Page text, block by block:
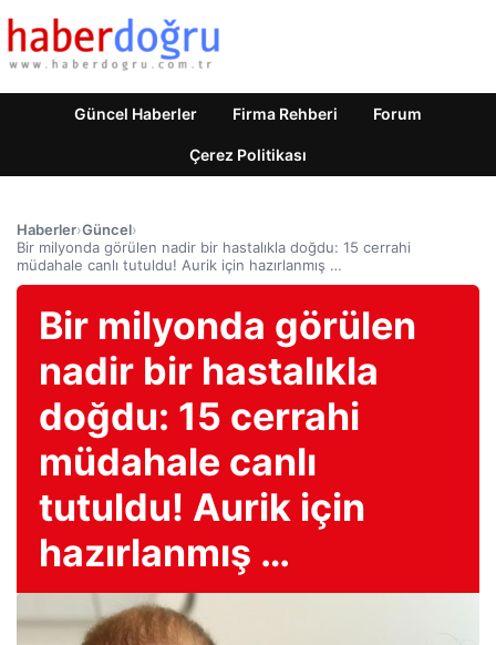
Güncel Haberler Firma Rehberi Forum
Çerez Politikası
Haberler›Güncel›
Bir milyonda görülen nadir bir hastalıkla doğdu: 15 cerrahi
müdahale canlı tutuldu! Aurik için hazırlanmış …
Bir milyonda görülen
nadir bir hastalıkla
doğdu: 15 cerrahi
müdahale canlı
tutuldu! Aurik için
hazırlanmış …